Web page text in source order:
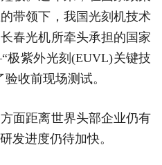
带领下，我国光刻机技术
春光机所牵头承担的国家
紫外光刻(EUVL)关键技
收前现场测试。
面距离世界头部企业仍有
发进度仍待加快。